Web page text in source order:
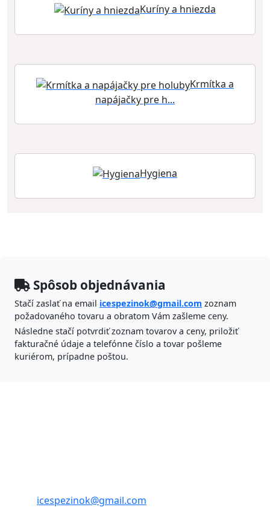
Kuríny a hniezda
Krmítka a
napájačky pre h...
Hygiena
Spôsob objednávania
Stačí zaslať na email icespezinok@gmail.com zoznam
požadovaného tovaru a obratom Vám zašleme ceny.
Následne stačí potvrdiť zoznam tovarov a ceny, priložiť
fakturačné údaje a telefónne číslo a tovar pošleme
kuriérom, prípadne poštou.
icespezinok@gmail.com